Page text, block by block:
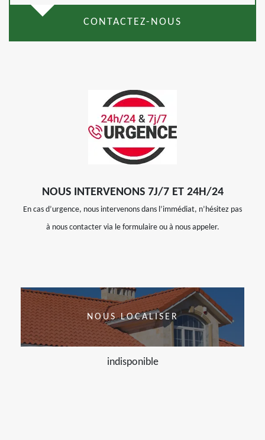
CONTACTEZ-NOUS
NOUS INTERVENONS 7J/7 ET 24H/24
En cas d’urgence, nous intervenons dans l’immédiat, n’hésitez pas
à nous contacter via le formulaire ou à nous appeler.
NOUS LOCALISER
indisponible